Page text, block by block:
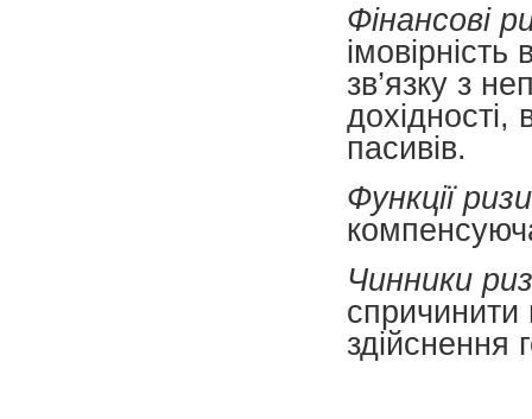
Фінансові
зв’язку з
дохідності,
пасивів.
Функції
Чинники
спричинити
здійснення